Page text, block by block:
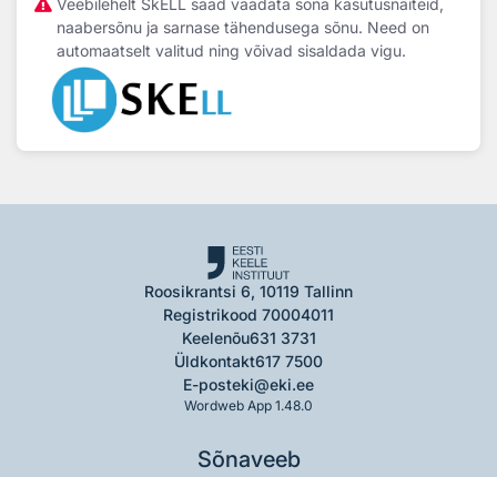
Veebilehelt SkELL saad vaadata sõna kasutusnäiteid,
naabersõnu ja sarnase tähendusega sõnu. Need on
automaatselt valitud ning võivad sisaldada vigu.
Roosikrantsi 6, 10119 Tallinn
Registrikood 70004011
Keelenõu631 3731
Üldkontakt617 7500
E-posteki@eki.ee
Wordweb App 1.48.0
Sõnaveeb